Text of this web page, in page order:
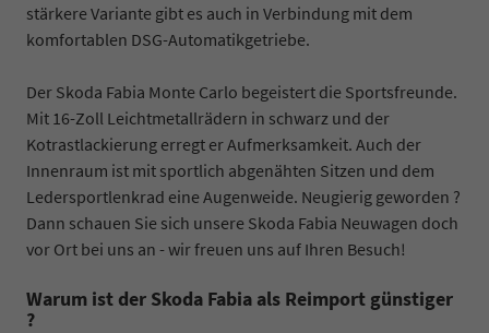
stärkere Variante gibt es auch in Verbindung mit dem
komfortablen DSG-Automatikgetriebe.
Der Skoda Fabia Monte Carlo begeistert die Sportsfreunde.
Mit 16-Zoll Leichtmetallrädern in schwarz und der
Kotrastlackierung erregt er Aufmerksamkeit. Auch der
Innenraum ist mit sportlich abgenähten Sitzen und dem
Ledersportlenkrad eine Augenweide. Neugierig geworden ?
Dann schauen Sie sich unsere Skoda Fabia Neuwagen doch
vor Ort bei uns an - wir freuen uns auf Ihren Besuch!
Warum ist der Skoda Fabia als Reimport günstiger
?